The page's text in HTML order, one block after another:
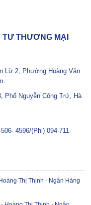
THƯƠNG MẠI
Lừ 2, Phường Hoàng Văn
Phố Nguyễn Công Trứ, Hà
4596/(Phi) 094-711-
Thị Thịnh - Ngân Hàng